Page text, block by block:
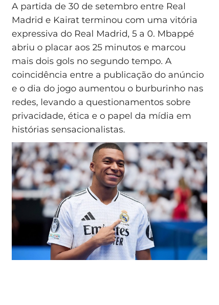
A partida de 30 de setembro entre Real
Madrid e Kairat terminou com uma vitória
expressiva do Real Madrid, 5 a 0. Mbappé
abriu o placar aos 25 minutos e marcou
mais dois gols no segundo tempo. A
coincidência entre a publicação do anúncio
e o dia do jogo aumentou o burburinho nas
redes, levando a questionamentos sobre
privacidade, ética e o papel da mídia em
histórias sensacionalistas.